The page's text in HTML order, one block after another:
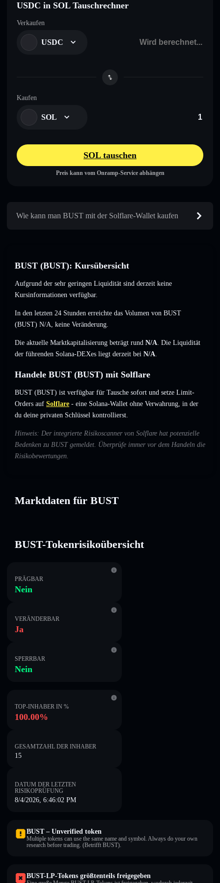
USDC in SOL Tauschrechner
Verkaufen
USDC
Kaufen
SOL
SOL tauschen
Preis kann vom Onramp-Service abhängen
Wie kann man BUST mit der Solflare-Wallet kaufen
BUST (BUST): Kursübersicht
Aufgrund der sehr geringen Liquidität sind derzeit keine
Kursinformationen verfügbar.
In den letzten 24 Stunden erreichte das Volumen von BUST
(BUST) N/A, keine Veränderung.
Die aktuelle Marktkapitalisierung beträgt rund N/A. Die Liquidität
der führenden Solana-DEXes liegt derzeit bei N/A.
Handele BUST (BUST) mit Solflare
BUST (BUST) ist verfügbar für Tausche sofort und setze Limit-
Orders auf Solflare - eine Solana-Wallet ohne Verwahrung, in der
du deine privaten Schlüssel kontrollierst.
Hinweis: Der integrierte Risikoscanner von Solflare hat potenzielle
Bedenken zu BUST gemeldet. Überprüfe immer vor dem Handeln die
Risikobewertungen.
Marktdaten für BUST
BUST-Tokenrisikoübersicht
PRÄGBAR
Nein
VERÄNDERBAR
Ja
SPERRBAR
Nein
TOP-INHABER IN %
100.00%
GESAMTZAHL DER INHABER
15
DATUM DER LETZTEN
RISIKOPRÜFUNG
8/4/2026, 6:46:02 PM
BUST – Unverified token
Multiple tokens can use the same name and symbol. Always do your own
research before trading. (Betrifft BUST).
BUST-LP-Tokens größtenteils freigegeben